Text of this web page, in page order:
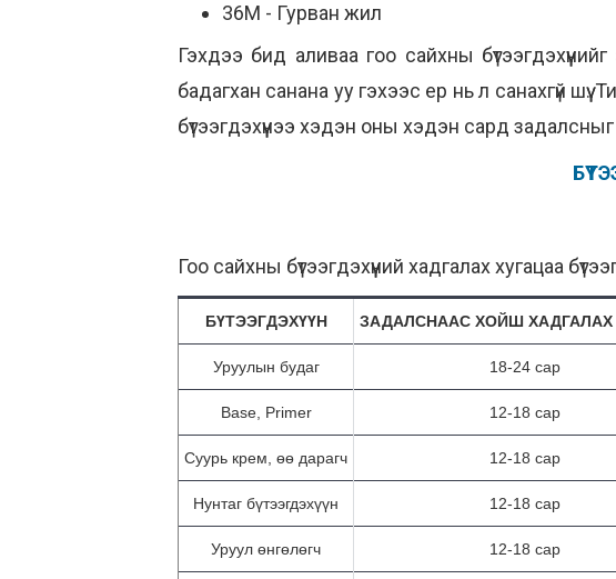
36М - Гурван жил
Гэхдээ бид аливаа гоо сайхны
бадагхан санана уу гэхээс ер нь л санахгүй
бүтээгдэхүүнээ хэдэн оны хэдэн сард
Гоо сайхны бүтээгдэхүүний хадгалах хугацаа
БҮТЭЭГДЭХҮҮН ЗАДАЛСНААС ХОЙШ ХАДГАЛАХ
Уруулын будаг 18-24 сар
Base, Primer 12-18 сар
Суурь крем, өө дарагч 12-18 сар
Нунтаг бүтээгдэхүүн 12-18 сар
Уруул өнгөлөгч 12-18 сар